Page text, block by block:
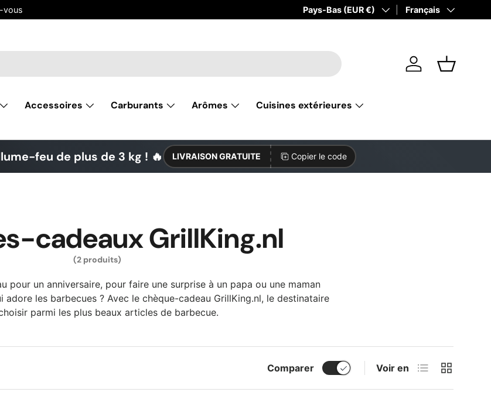
vous Pays
Pays-Bas (EUR €) LangueFrançais
Se connecter
Panier
Accessoires Carburants Arômes
Cuisines extérieures
feu de plus de 3 kg ! 🔥 LIVRAISON GRATUITE Copier le code
cadeaux GrillKing.nl
(2 produits)
pour un anniversaire, pour faire une surprise à un papa ou une maman
les barbecues ? Avec le chèque-cadeau GrillKing.nl, le destinataire
parmi les plus beaux articles de barbecue.
Comparer Voir en Liste Grille